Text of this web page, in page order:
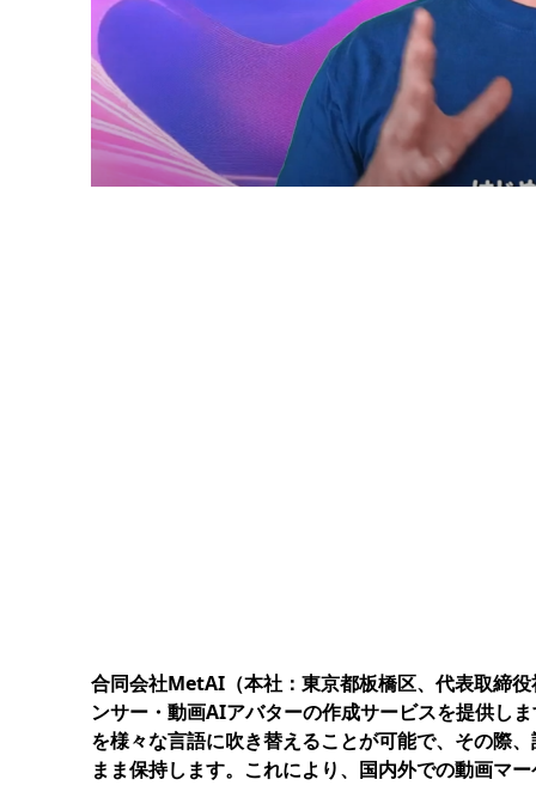
合同会社MetAI（本社：東京都板橋区、代表取締
ンサー・動画AIアバターの作成サービスを提供し
を様々な言語に吹き替えることが可能で、その際
まま保持します。これにより、国内外での動画マ